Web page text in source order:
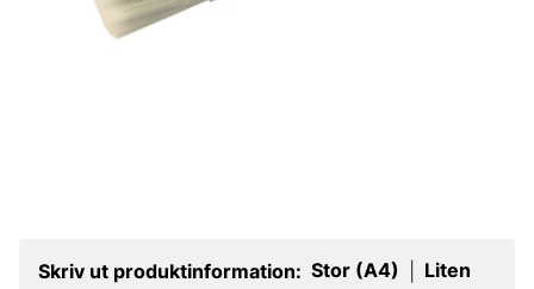
Skriv ut produktinformation: Stor (A4) Liten